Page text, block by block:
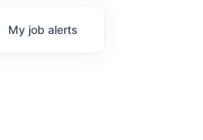
My job alerts